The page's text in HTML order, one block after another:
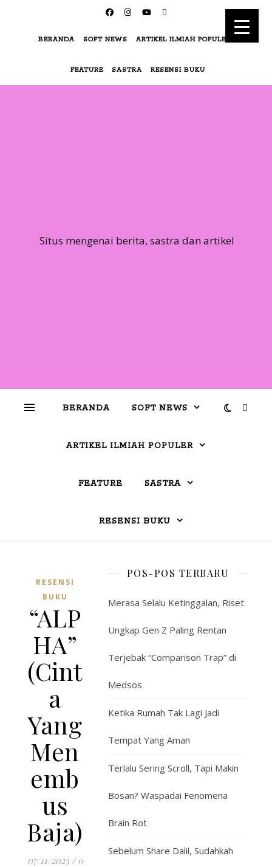
BERANDA SOFT NEWS ARTIKEL ILMIAH POPULER
FEATURE SASTRA RESENSI BUKU
Situs mengenai berita, sastra dan artikel
BERANDA SOFT NEWS
ARTIKEL ILMIAH POPULER
FEATURE SASTRA
RESENSI BUKU
RESENSI
BUKU
“ALP
HA”
(Cint
a
Yang
Men
emb
us
Baja)
07/11/2023 / 0
POS-POS TERBARU
Merasa Selalu Ketinggalan, Riset
Ungkap Gen Z Paling Rentan
Terjebak “Comparison Trap” di
Medsos
Ketika Rumah Tak Lagi Jadi
Tempat Yang Aman
Terlalu Sering Scroll, Tapi Makin
Bosan? Waspadai Fenomena
Brain Rot
Sebelum Share Dalil, Sudahkah